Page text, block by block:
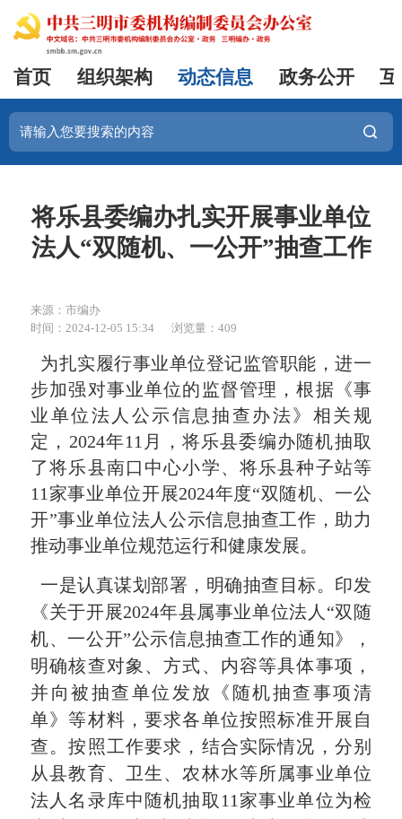
首页 组织架构 动态信息 政务公开
将乐县委编办扎实开展事业单位
法人“双随机、一公开”抽查工作
来源：市编办
时间：2024-12-05 15:34
浏览量：409
为扎实履行事业单位登记监管职能，进一
步加强对事业单位的监督管理，根据《事
业单位法人公示信息抽查办法》相关规
定，2024年11月，将乐县委编办随机抽取
了将乐县南口中心小学、将乐县种子站等
11家事业单位开展2024年度“双随机、一公
开”事业单位法人公示信息抽查工作，助力
推动事业单位规范运行和健康发展。
一是认真谋划部署，明确抽查目标。 印发
《关于开展2024年县属事业单位法人“双随
机、一公开”公示信息抽查工作的通知》，
明确核查对象、方式、内容等具体事项，
并向被抽查单位发放《随机抽查事项清
单》等材料，要求各单位按照标准开展自
查。按照工作要求，结合实际情况，分别
从县教育、卫生、农林水等所属事业单位
法人名录库中随机抽取11家事业单位为检